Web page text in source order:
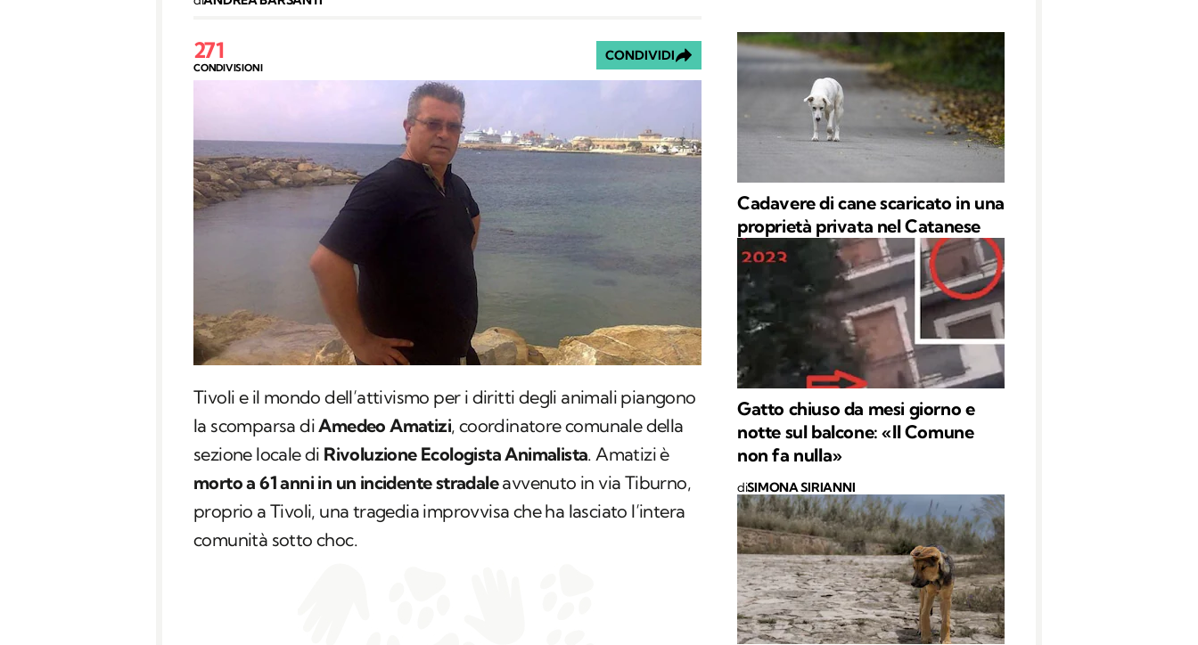
271
CONDIVISIONI
CONDIVIDI
Tivoli e il mondo dell’attivismo per i diritti degli animali piangono
la scomparsa diAmedeo Amatizi, coordinatore comunale della
sezione locale di Rivoluzione Ecologista Animalista. Amatizi è
morto a 61 anni in un incidente stradaleavvenuto in via Tiburno,
proprio a Tivoli, una tragedia improvvisa che ha lasciato l’intera
comunità sotto choc.
Cadavere di cane scaricato in una
proprietà privata nel Catanese
Gatto chiuso da mesi giorno e
notte sul balcone: «Il Comune
non fa nulla»
diSIMONA SIRIANNI